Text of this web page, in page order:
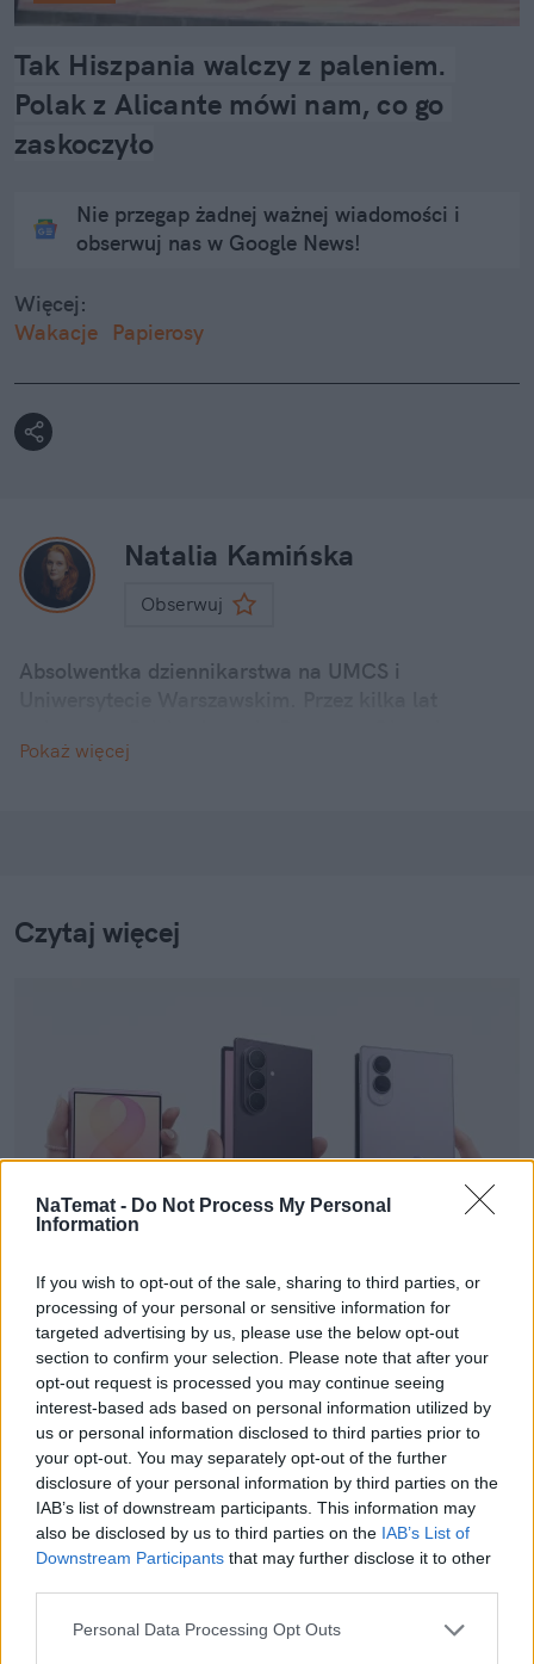
NaTemat - Do Not Process My Personal
Information
If you wish to opt-out of the sale, sharing to third parties, or
processing of your personal or sensitive information for
targeted advertising by us, please use the below opt-out
section to confirm your selection. Please note that after your
opt-out request is processed you may continue seeing
interest-based ads based on personal information utilized by
us or personal information disclosed to third parties prior to
your opt-out. You may separately opt-out of the further
disclosure of your personal information by third parties on the
IAB’s list of downstream participants. This information may
also be disclosed by us to third parties on the IAB’s List of
Downstream Participants that may further disclose it to other
Personal Data Processing Opt Outs
Tak Hiszpania walczy z paleniem.
Polak z Alicante mówi nam, co go
zaskoczyło
Nie przegap żadnej ważnej wiadomości i
obserwuj nas w Google News!
Więcej:
Wakacje
Papierosy
Natalia Kamińska
Obserwuj
Absolwentka dziennikarstwa na UMCS i
reporterka newsowa w naTemat.pl.
Pokaż więcej
Czytaj więcej
Nowa seria Samsung Galaxy Z.
Smartfony, które zwijając biuro,
rozwijają możliwości
Tak jak zmienia się nasz styl życia, tak zmieniają
się smartfony chowane w naszych kieszeniach.
Rzecz w tym, że nie tylko ich parametry stają się
coraz lepsze, a funkcje bardziej inteligentne.
Również ich kształt ulega metamorfozie, aby były
lżejsze, smuklejsze i elastyczniejsze w codziennej,
często wielozadaniowej obsłudze. Takim
lifestylowym podejściem wykazują się trzy nowe
urządzenia z rodziny Samsung Galaxy Z.